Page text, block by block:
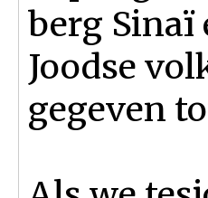
berg Sinaï
Joodse
gegeven